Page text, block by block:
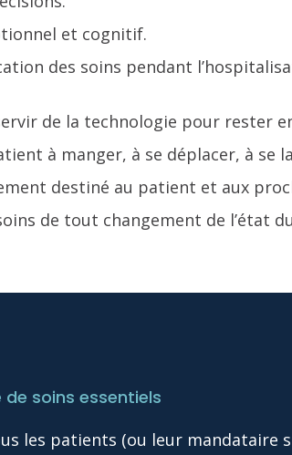
et cognitif.
des soins pendant
de la technologie pour rester
à manger, à se déplacer, à se
destiné au patient et aux
de tout changement de l’état
soins essentiels
les patients (ou leur mandataire